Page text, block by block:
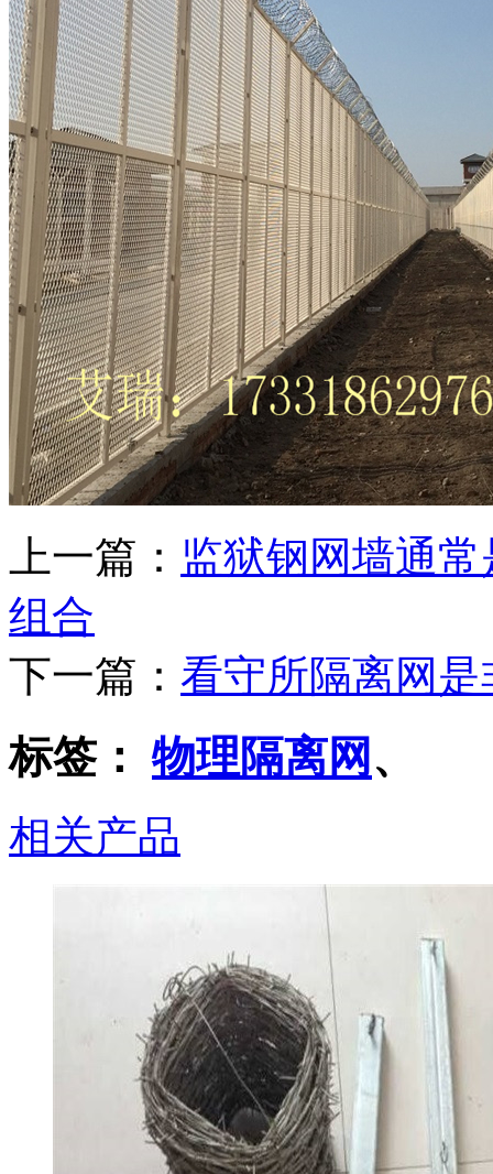
上一篇： 监狱钢网墙通
组合
下一篇： 看守所隔离网
标签： 物理隔离网 、
相关产品